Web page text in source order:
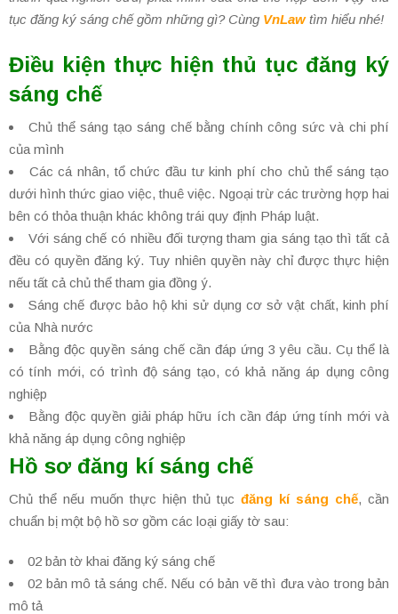
tục đăng ký sáng chế gồm những gì? Cùng VnLawtìm hiểu nhé!
Điều kiện thực hiện thủ tục đăng ký
sáng chế
Chủ thể sáng tạo sáng chế bằng chính công sức và chi phí
của mình
Các cá nhân, tổ chức đầu tư kinh phí cho chủ thể sáng tạo
dưới hình thức giao việc, thuê việc. Ngoại trừ các trường hợp hai
bên có thỏa thuận khác không trái quy định Pháp luật.
Với sáng chế có nhiều đối tượng tham gia sáng tạo thì tất cả
đều có quyền đăng ký. Tuy nhiên quyền này chỉ được thực hiện
nếu tất cả chủ thể tham gia đồng ý.
Sáng chế được bảo hộ khi sử dụng cơ sở vật chất, kinh phí
của Nhà nước
Bằng độc quyền sáng chế cần đáp ứng 3 yêu cầu. Cụ thể là
có tính mới, có trình độ sáng tạo, có khả năng áp dụng công
nghiệp
Bằng độc quyền giải pháp hữu ích cần đáp ứng tính mới và
khả năng áp dụng công nghiệp
Hồ sơ đăng kí sáng chế
Chủ thể nếu muốn thực hiện thủ tục đăng kí sáng chế, cần
chuẩn bị một bộ hồ sơ gồm các loại giấy tờ sau:
02 bản tờ khai đăng ký sáng chế
02 bản mô tả sáng chế. Nếu có bản vẽ thì đưa vào trong bản
mô tả